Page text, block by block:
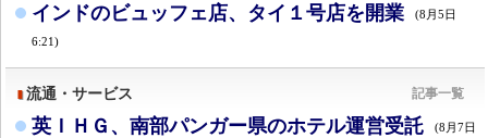
インドのビュッフェ店、タイ１号店を開業 (8月5日
6:21)
流通・サービス 記事一覧
英ＩＨＧ、南部パンガー県のホテル運営受託 (8月7日